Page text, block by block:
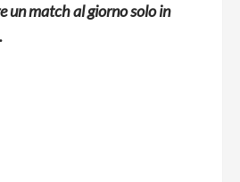
un match al giorno solo in